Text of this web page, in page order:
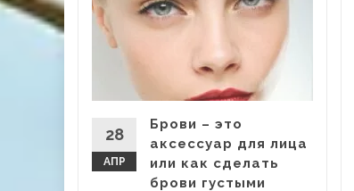
28
АПР
Брови – это
аксессуар для лица
или как сделать
брови густыми